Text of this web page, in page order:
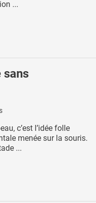
...
sans
c’est l’idée folle
menée sur la souris.
...